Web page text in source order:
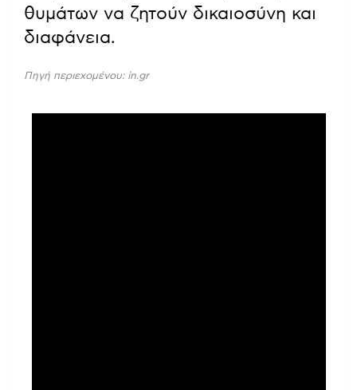
θυμάτων να ζητούν δικαιοσύνη και
διαφάνεια.
Πηγή περιεχομένου: in.gr